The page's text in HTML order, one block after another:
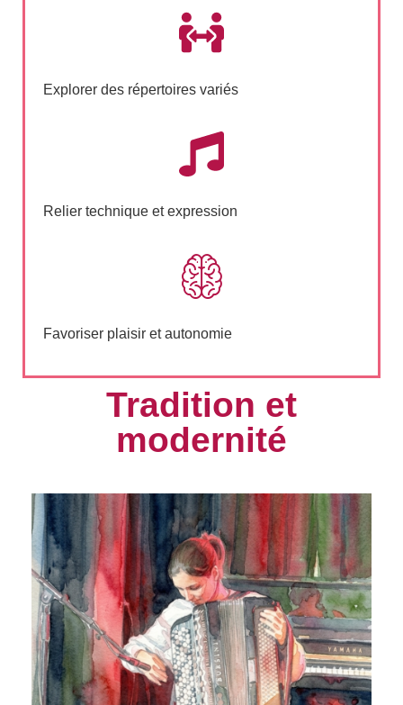
Explorer des répertoires variés
Relier technique et expression
Favoriser plaisir et autonomie
Tradition et
modernité